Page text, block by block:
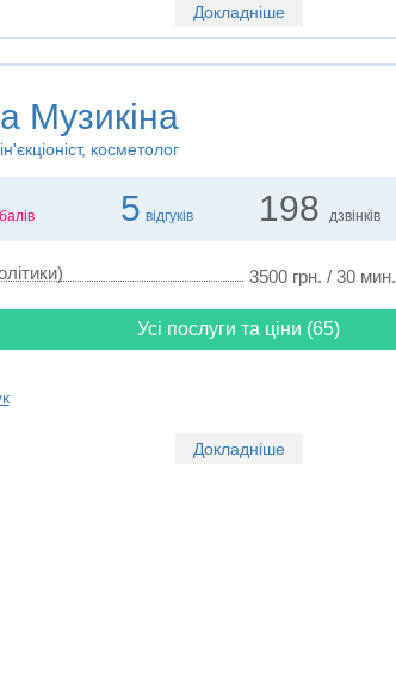
Докладніше
Музикіна
косметолог
балів 5 відгуків 198 дзвінків
3500 грн. / 30 мин.
Усі послуги та ціни (65)
Докладніше